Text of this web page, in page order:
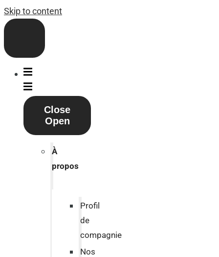
Skip to content
Close
Open
À
propos
Profil
de
compagnie
Nos